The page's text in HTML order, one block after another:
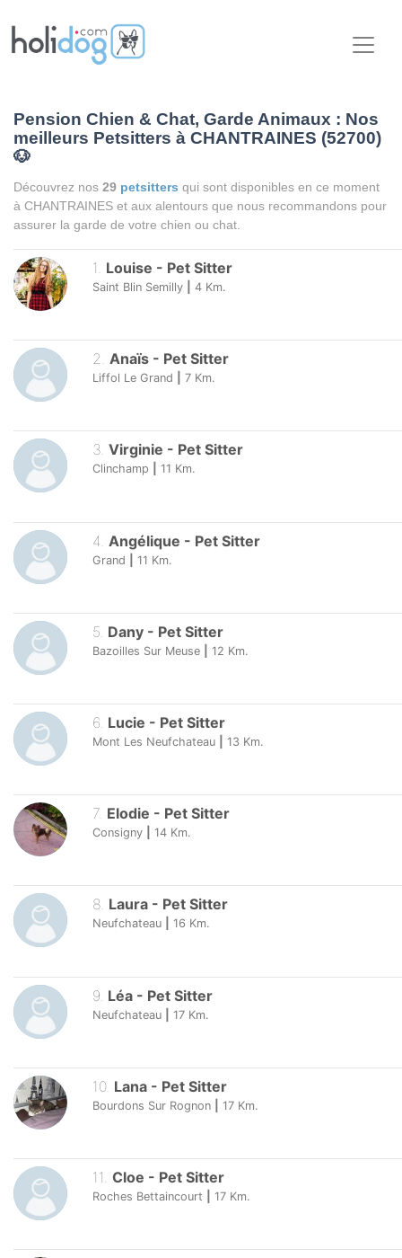
Pension Chien & Chat, Garde Animaux : Nos
meilleurs Petsitters à CHANTRAINES (52700)
🐶
Découvrez nos 29 petsitters qui sont disponibles en ce moment
à CHANTRAINES et aux alentours que nous recommandons pour
assurer la garde de votre chien ou chat.
1. Louise - Pet Sitter
Saint Blin Semilly 4 Km.
2. Anaïs - Pet Sitter
Liffol Le Grand 7 Km.
3. Virginie - Pet Sitter
Clinchamp 11 Km.
4 Angélique - Pet Sitter
Grand 11 Km.
5 Dany - Pet Sitter
Bazoilles Sur Meuse 12 Km.
6. Lucie - Pet Sitter
Mont Les Neufchateau 13 Km.
7. Elodie - Pet Sitter
Consigny 14 Km.
8. Laura - Pet Sitter
Neufchateau 16 Km.
9 Léa - Pet Sitter
Neufchateau 17 Km.
10. Lana - Pet Sitter
Bourdons Sur Rognon 17 Km.
11 Cloe - Pet Sitter
Roches Bettaincourt 17 Km.